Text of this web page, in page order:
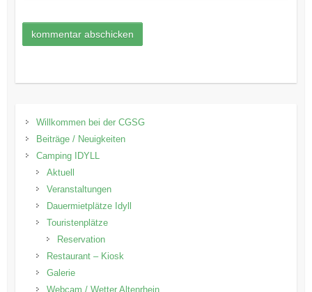
Willkommen bei der CGSG
Beiträge / Neuigkeiten
Camping IDYLL
Aktuell
Veranstaltungen
Dauermietplätze Idyll
Touristenplätze
Reservation
Restaurant – Kiosk
Galerie
Webcam / Wetter Altenrhein